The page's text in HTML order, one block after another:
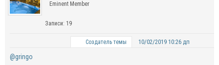
Eminent Member
Записи: 19
Создатель темы 10/02/2019 10:26 дп
@gringo